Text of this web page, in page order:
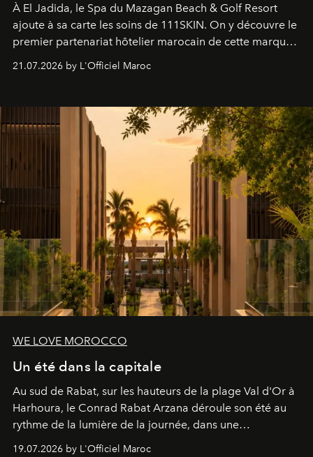
À El Jadida, le Spa du Mazagan Beach & Golf Resort
ajoute à sa carte les soins de 111SKIN. On y découvre le
premier partenariat hôtelier marocain de cette marque
londonien et construite depuis autour d'un actif breveté,
21.07.2026 by L'Officiel Maroc
WE LOVE MOROCCO
Un été dans la capitale
Au sud de Rabat, sur les hauteurs de la plage Val d'Or à
Harhoura, le Conrad Rabat Arzana déroule son été au
rythme de la lumière de la journée, dans une
19.07.2026 by L'Officiel Maroc